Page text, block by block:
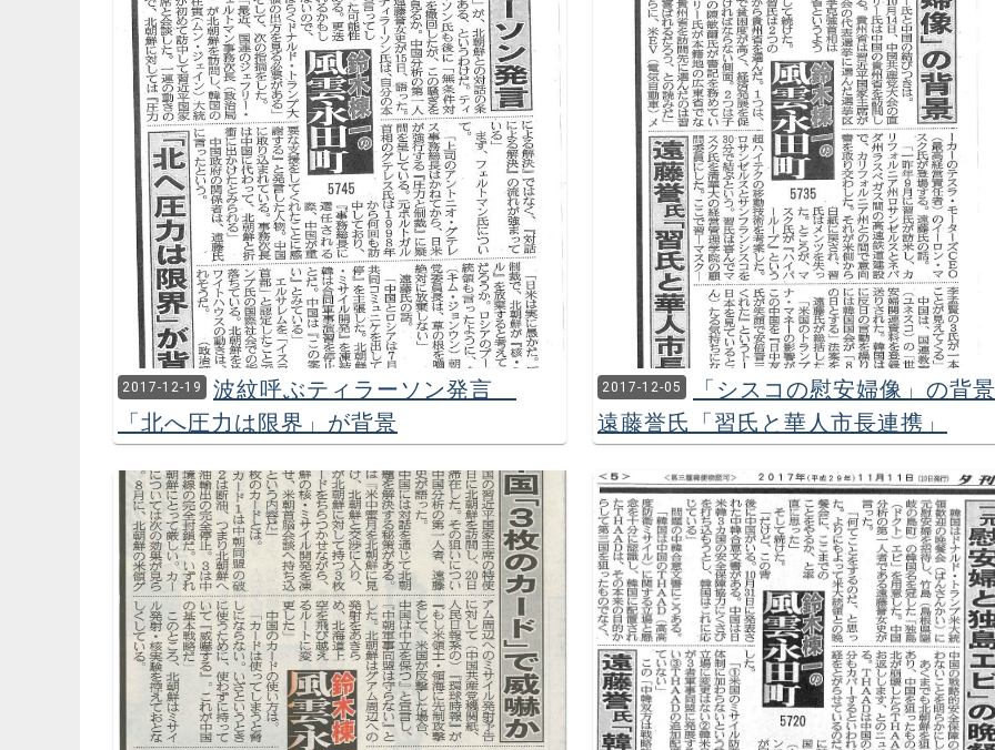
2017-12-19
波紋呼ぶティラーソン発言
「北へ圧力は限界」が背景
2017-12-05
「シスコの慰安婦像」の
遠藤誉氏「習氏と華人市長連携」